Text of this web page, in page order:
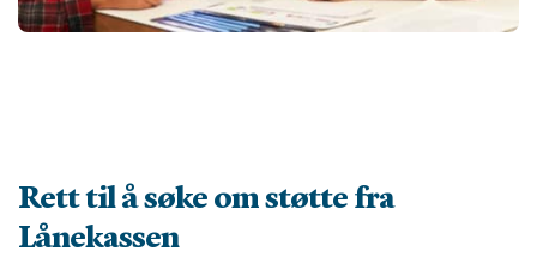
Rett til å søke om støtte fra
Lånekassen